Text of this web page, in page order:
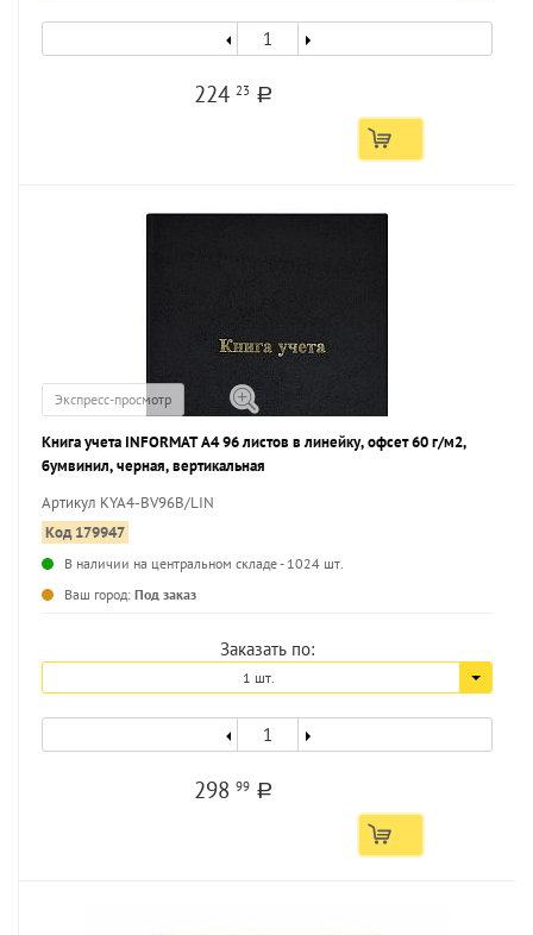
22423 a
Экспресс-просмотр
Книга учета INFORMAT А4 96 листов в линейку, офсет 60 г/м2,
бумвинил, черная, вертикальная
Артикул KYA4-BV96B/LIN
Код 179947
В наличии на центральном складе - 1024 шт.
Ваш город: Под заказ
Заказать по:
1 шт.
29899 a